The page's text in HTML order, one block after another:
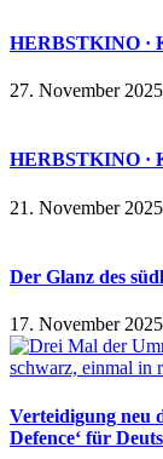
HERBSTKINO ·
27. November 2025
HERBSTKINO ·
21. November 2025
Der Glanz des
17. November 2025
Verteidigung neu
Defence‘ für